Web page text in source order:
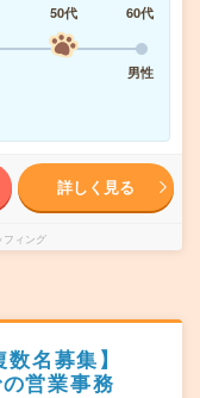
50代
60代
男性
詳しく見る
フィング
名募集】
営業事務